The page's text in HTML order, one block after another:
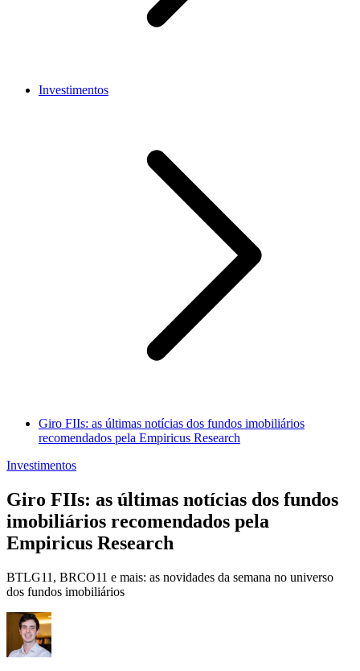
Investimentos
Giro FIIs: as últimas notícias dos fundos imobiliários
recomendados pela Empiricus Research
Investimentos
Giro FIIs: as últimas notícias dos fundos
imobiliários recomendados pela
Empiricus Research
BTLG11, BRCO11 e mais: as novidades da semana no universo
dos fundos imobiliários